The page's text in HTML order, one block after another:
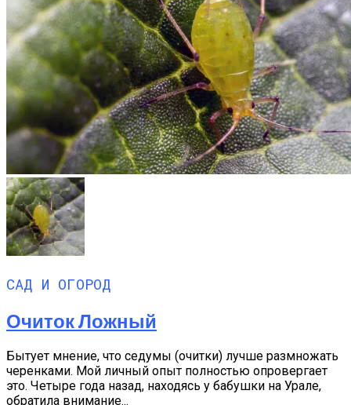
САД И ОГОРОД
Очиток Ложный
Бытует мнение, что седумы (очитки) лучше раз­множать
черенками. Мой личный опыт полностью опровергает
это. Четыре года назад, находясь у ба­бушки на Урале,
обратила внимание...